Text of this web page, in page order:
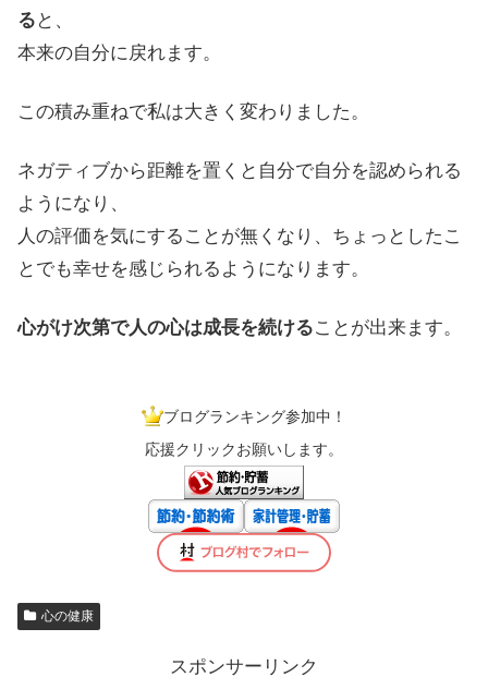
る と、
本来の自分に戻れます。
この積み重ねで私は大きく変わりました。
ネガティブから距離を置くと自分で自分を認められる
ようになり、
人の評価を気にすることが無くなり、ちょっとしたこ
とでも幸せを感じられるようになります。
心がけ次第で人の心は成長を続けることが出来ます。
ブログランキング参加中！
応援クリックお願いします。
心の健康
スポンサーリンク